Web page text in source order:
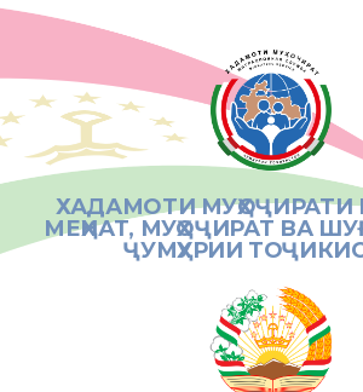
ХАДАМОТИ МУҲОҶИРАТИ
МЕҲНАТ, МУҲОҶИРАТ ВА
ҶУМҲУРИИ